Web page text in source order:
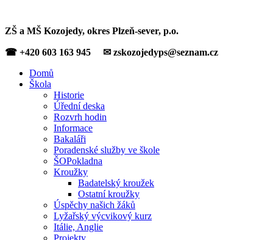
ZŠ a MŠ Kozojedy, okres Plzeň-sever, p.o.
☎ +420 603 163 945 ✉ zskozojedyps@seznam.cz
Domů
Škola
Historie
Úřední deska
Rozvrh hodin
Informace
Bakaláři
Poradenské služby ve škole
ŠOPokladna
Kroužky
Badatelský kroužek
Ostatní kroužky
Úspěchy našich žáků
Lyžařský výcvikový kurz
Itálie, Anglie
Projekty